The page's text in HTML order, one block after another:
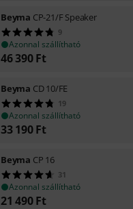
Beyma CP-21/F Speaker
9
Azonnal szállítható
46 390 Ft
Beyma CD 10/FE
19
Azonnal szállítható
33 190 Ft
Beyma CP 16
31
Azonnal szállítható
21 490 Ft